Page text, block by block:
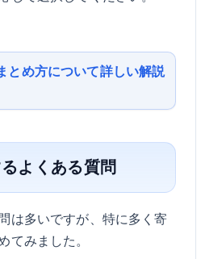
とめ方について詳しい解説
よくある質問
は多いですが、特に多く寄
てみました。